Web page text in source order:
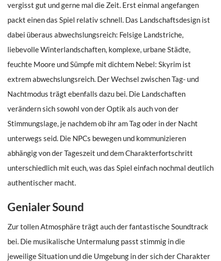
vergisst gut und gerne mal die Zeit. Erst einmal angefangen
packt einen das Spiel relativ schnell. Das Landschaftsdesign ist
dabei überaus abwechslungsreich: Felsige Landstriche,
liebevolle Winterlandschaften, komplexe, urbane Städte,
feuchte Moore und Sümpfe mit dichtem Nebel: Skyrim ist
extrem abwechslungsreich. Der Wechsel zwischen Tag- und
Nachtmodus trägt ebenfalls dazu bei. Die Landschaften
verändern sich sowohl von der Optik als auch von der
Stimmungslage, je nachdem ob ihr am Tag oder in der Nacht
unterwegs seid. Die NPCs bewegen und kommunizieren
abhängig von der Tageszeit und dem Charakterfortschritt
unterschiedlich mit euch, was das Spiel einfach nochmal deutlich
authentischer macht.
Genialer Sound
Zur tollen Atmosphäre trägt auch der fantastische Soundtrack
bei. Die musikalische Untermalung passt stimmig in die
jeweilige Situation und die Umgebung in der sich der Charakter